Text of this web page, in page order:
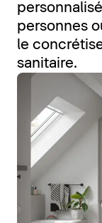
personnes
le
sanitaire.